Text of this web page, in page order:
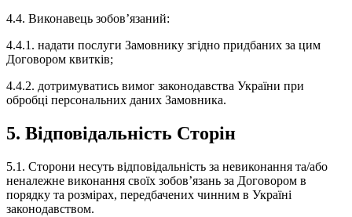
4.4. Виконавець зобов’язаний:
4.4.1. надати послуги Замовнику згідно придбаних за цим
Договором квитків;
4.4.2. дотримуватись вимог законодавства України при
обробці персональних даних Замовника.
5. Відповідальність Сторін
5.1. Сторони несуть відповідальність за невиконання та/або
неналежне виконання своїх зобов’язань за Договором в
порядку та розмірах, передбачених чинним в Україні
законодавством.